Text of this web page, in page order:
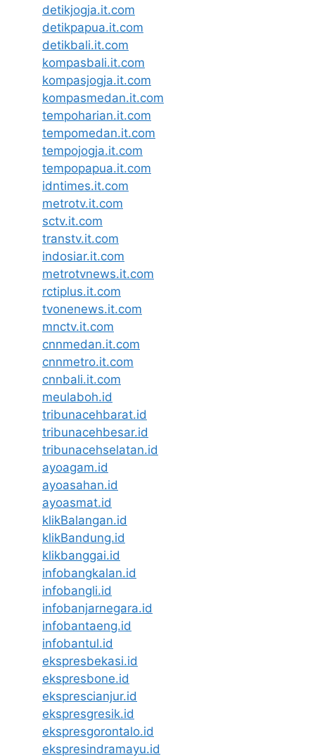
detikjogja.it.com
detikpapua.it.com
detikbali.it.com
kompasbali.it.com
kompasjogja.it.com
kompasmedan.it.com
tempoharian.it.com
tempomedan.it.com
tempojogja.it.com
tempopapua.it.com
idntimes.it.com
metrotv.it.com
sctv.it.com
transtv.it.com
indosiar.it.com
metrotvnews.it.com
rctiplus.it.com
tvonenews.it.com
mnctv.it.com
cnnmedan.it.com
cnnmetro.it.com
cnnbali.it.com
meulaboh.id
tribunacehbarat.id
tribunacehbesar.id
tribunacehselatan.id
ayoagam.id
ayoasahan.id
ayoasmat.id
klikBalangan.id
klikBandung.id
klikbanggai.id
infobangkalan.id
infobangli.id
infobanjarnegara.id
infobantaeng.id
infobantul.id
ekspresbekasi.id
ekspresbone.id
eksprescianjur.id
ekspresgresik.id
ekspresgorontalo.id
ekspresindramayu.id